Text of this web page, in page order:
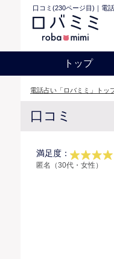
口コミ(230ページ目)｜電
トップ
電話占い「ロバミミ」トッ
口コミ
満足度：
匿名（30代・女性）